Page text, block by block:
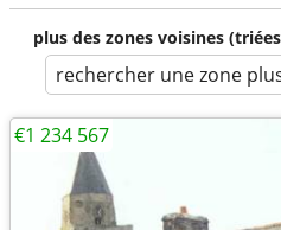
plus des zones voisines
rechercher une zone
€1 234 567